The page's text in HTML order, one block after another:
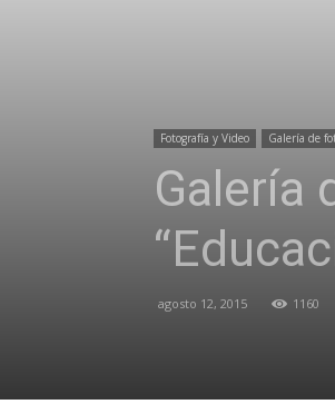
Fotografía y Video Galería de
Galería
agosto 12, 2015 1160